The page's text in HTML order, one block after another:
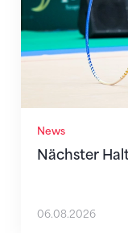
News
Nächster
06.08.2026